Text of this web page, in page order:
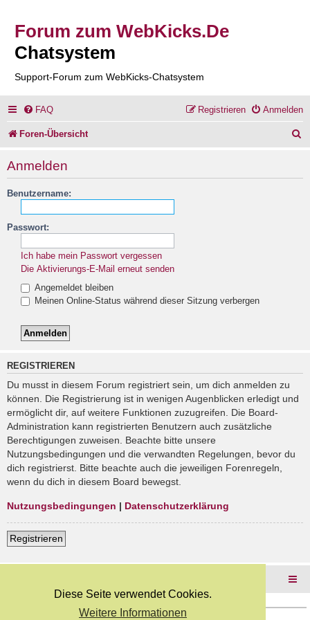
Diese Seite verwendet Cookies.
Weitere Informationen
Forum zum WebKicks.De
Chatsystem
Support-Forum zum WebKicks-Chatsystem
FAQ Anmelden
Registrieren
Foren-Übersicht
Anmelden
Benutzername:
Passwort:
Ich habe mein Passwort vergessen
Die Aktivierungs-E-Mail erneut senden
Angemeldet bleiben
Meinen Online-Status während dieser Sitzung verbergen
REGISTRIEREN
Du musst in diesem Forum registriert sein, um dich anmelden zu
können. Die Registrierung ist in wenigen Augenblicken erledigt und
ermöglicht dir, auf weitere Funktionen zuzugreifen. Die Board-
Administration kann registrierten Benutzern auch zusätzliche
Berechtigungen zuweisen. Beachte bitte unsere
Nutzungsbedingungen und die verwandten Regelungen, bevor du
dich registrierst. Bitte beachte auch die jeweiligen Forenregeln,
wenn du dich in diesem Board bewegst.
Nutzungsbedingungen | Datenschutzerklärung
Registrieren